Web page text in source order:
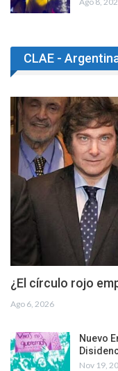
CLAE -
¿El círculo rojo
Ago 6, 2026
Nuevo
Nov 19,